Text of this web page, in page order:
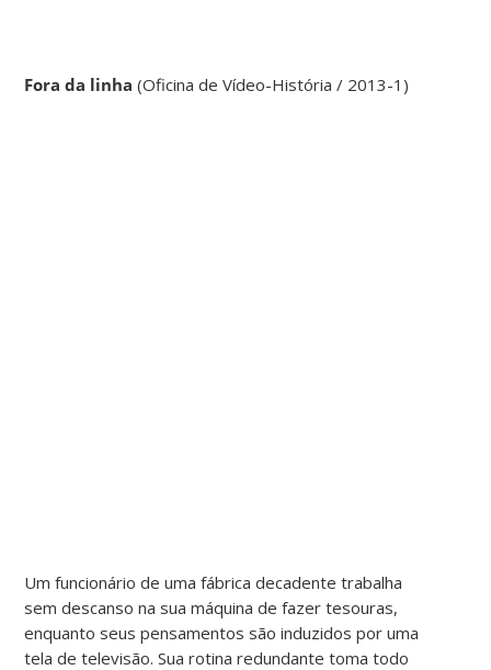
Fora da linha(Oficina de Vídeo-História / 2013-1)
Um funcionário de uma fábrica decadente trabalha
sem descanso na sua máquina de fazer tesouras,
enquanto seus pensamentos são induzidos por uma
tela de televisão. Sua rotina redundante toma todo